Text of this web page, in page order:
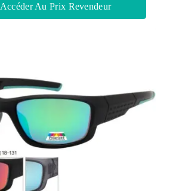
Accéder Au Prix Revendeur